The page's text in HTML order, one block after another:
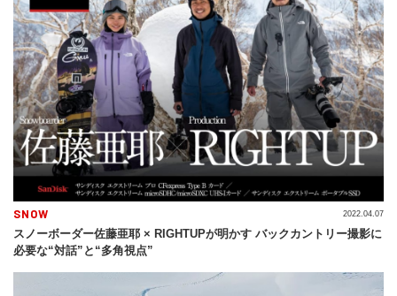
SNOW
スノーボーダー佐藤亜耶 × RIGHTUPが明かす バックカントリー撮影に
必要な“対話”と“多角視点”
2022.04.07